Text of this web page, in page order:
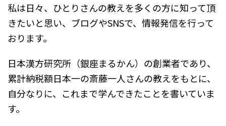
私は日々、ひとりさんの教えを多くの方に知って頂
きたいと思い、ブログやSNSで、情報発信を行って
おります。
日本漢方研究所（銀座まるかん）の創業者であり、
累計納税額日本一の斎藤一人さんの教えをもとに、
自分なりに、これまで学んできたことを書いていま
す。